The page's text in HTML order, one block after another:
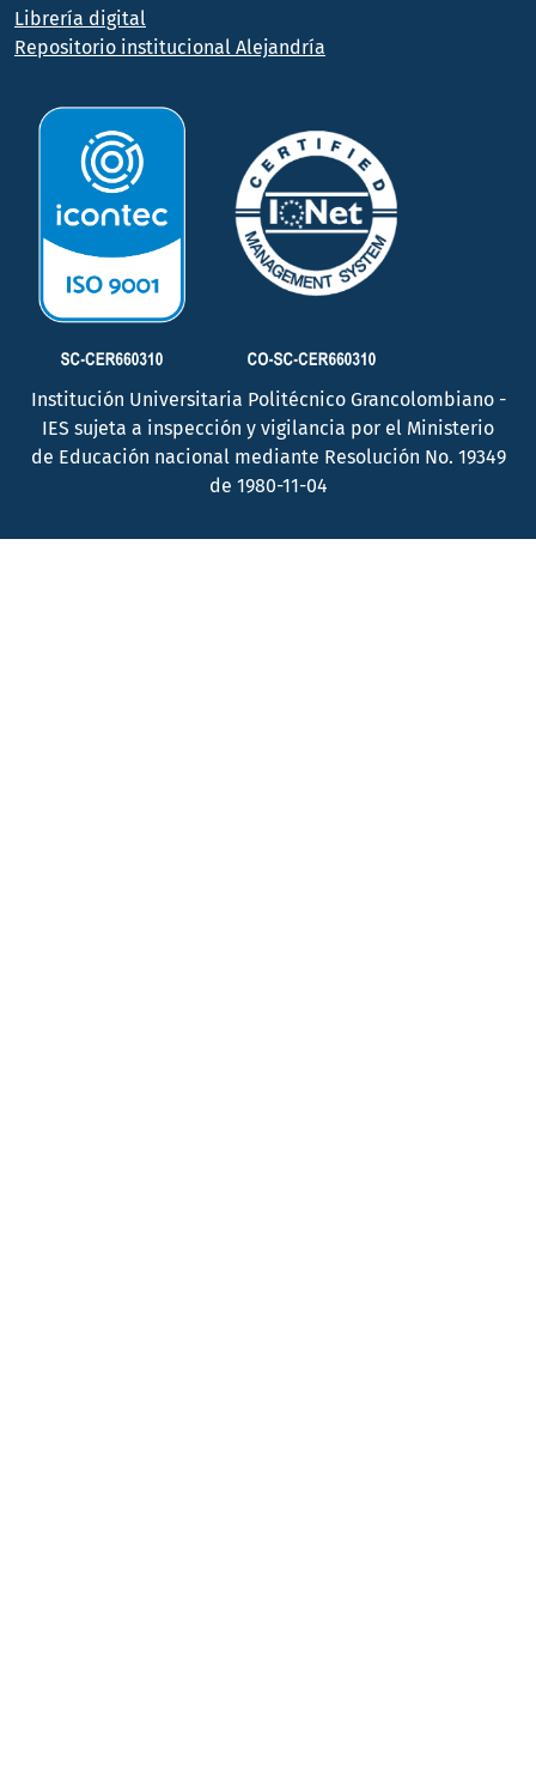
Librería digital
Repositorio institucional Alejandría
Institución Universitaria Politécnico Grancolombiano -
IES sujeta a inspección y vigilancia por el Ministerio
de Educación nacional mediante Resolución No. 19349
de 1980-11-04